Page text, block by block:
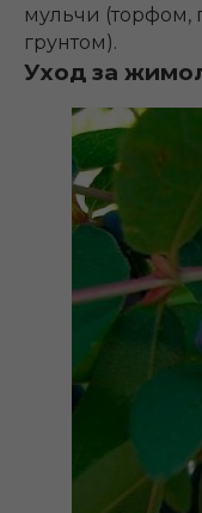
мульчи (торфом,
грунтом).
Уход за